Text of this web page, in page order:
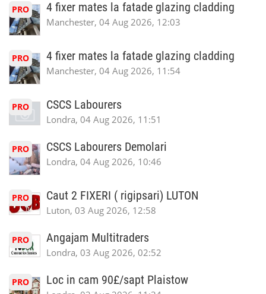
PRO 4 fixer mates la fatade glazing cladding
Manchester, 04 Aug 2026, 12:03
PRO 4 fixer mates la fatade glazing cladding
Manchester, 04 Aug 2026, 11:54
PRO CSCS Labourers
Londra, 04 Aug 2026, 11:51
PRO CSCS Labourers Demolari
Londra, 04 Aug 2026, 10:46
PRO Caut 2 FIXERI ( rigipsari) LUTON
Luton, 03 Aug 2026, 12:58
PRO Angajam Multitraders
Londra, 03 Aug 2026, 02:52
PRO Loc in cam 90£/sapt Plaistow